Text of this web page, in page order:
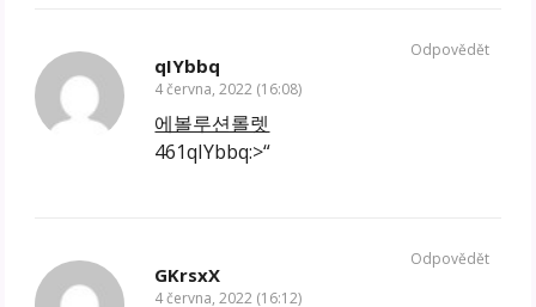
qIYbbq
4 června, 2022 (16:08)
에볼루션롤렛
461qIYbbq:>“
Odpovědět
GKrsxX
4 června, 2022 (16:12)
Odpovědět